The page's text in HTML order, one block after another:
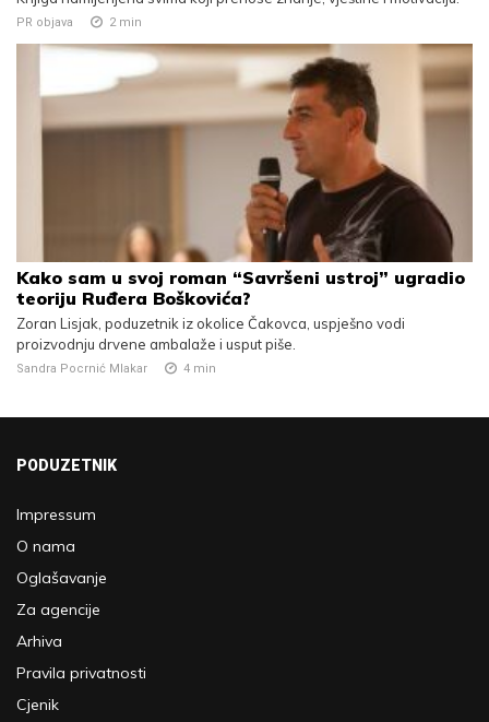
PR objava 2 min
Kako sam u svoj roman “Savršeni ustroj” ugradio
teoriju Ruđera Boškovića?
Zoran Lisjak, poduzetnik iz okolice Čakovca, uspješno vodi
proizvodnju drvene ambalaže i usput piše.
Sandra Pocrnić Mlakar 4 min
PODUZETNIK
Impressum
O nama
Oglašavanje
Za agencije
Arhiva
Pravila privatnosti
Cjenik